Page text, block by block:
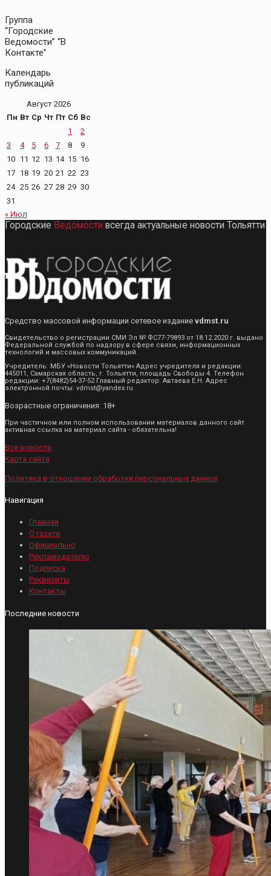
Группа
“Городские
Ведомости” “В
Контакте”
Календарь
публикаций
Август 2026
Пн Вт Ср Чт Пт Сб Вс
1
2
3
4 5 6 7 8
9
10 11 12 13 14 15 16
17 18 19 20 21 22 23
24 25 26 27 28 29 30
31
« Июл
Городские Ведомости всегда актуальные новости Тольятти
Средство массовой информации сетевое издание vdmst.ru
Свидетельство о регистрации СМИ Эл № ФС77-79893 от 18.12.2020 г. выдано
Федеральной службой по надзору в сфере связи, информационных
технологий и массовых коммуникаций.
Учредитель: МБУ «Новости Тольятти» Адрес учредителя и редакции:
445011, Самарская область, г. Тольятти, площадь Свободы 4. Телефон
редакции: +7(8482)54-37-52 Главный редактор: Автаева Е.Н. Адрес
электронной почты: vdmst@yandex.ru
Возрастные ограничения: 18+
При частичном или полном использовании материалов данного сайт
активная ссылка на материал сайта - обязательна!
Все новости
Карта сайта
Политика в отношении обработки персональных данных
Навигация
Главная
О газете
Официально
Рекламодателю
Подписка
Реквизиты
Контакты
Последние новости